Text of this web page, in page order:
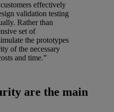
effectively
validation testing
Rather than
set of
the prototypes
of the necessary
and time.”
are the main